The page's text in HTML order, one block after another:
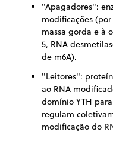
"Apagadores":
modificações
massa gorda e à
5, RNA
de m6A).
"Leitores":
ao RNA
domínio YTH
regulam
modificação do